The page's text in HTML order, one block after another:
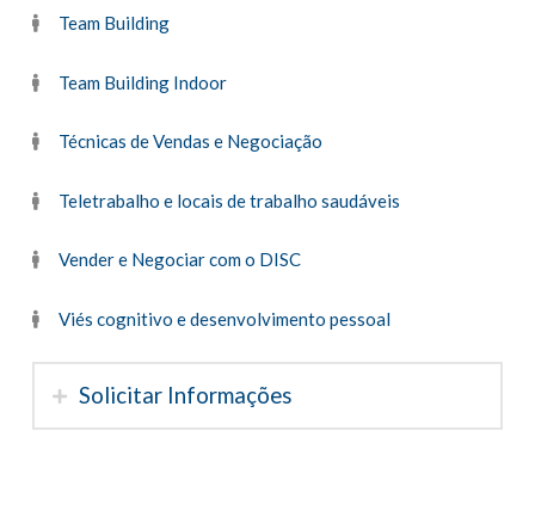
Team Building
Team Building Indoor
Técnicas de Vendas e Negociação
Teletrabalho e locais de trabalho saudáveis
Vender e Negociar com o DISC
Viés cognitivo e desenvolvimento pessoal
Solicitar Informações